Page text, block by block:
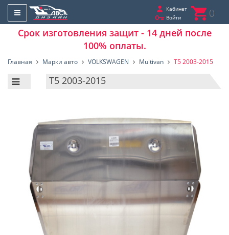
Кабинет
Войти
0
Срок изготовления защит - 14 дней после
100% оплаты.
Главная Марки авто VOLKSWAGEN Multivan T5 2003-2015
T5 2003-2015